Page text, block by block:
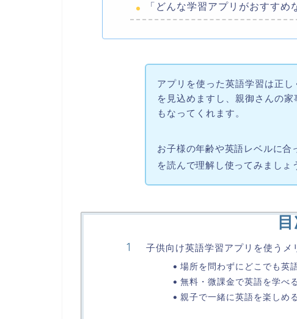
「どんな学習アプリがおすすめ
アプリを使った英語学習は正
を見込めますし、親御さんの
もなってくれます。
お子様の年齢や英語レベルに合
を読んで理解し使ってみましょ
子供向け英語学習アプリを使うメ
場所を問わずにどこでも英
無料・微課金で英語を学べる
親子で一緒に英語を楽しめる